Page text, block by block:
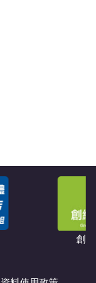
創綠碳權科技